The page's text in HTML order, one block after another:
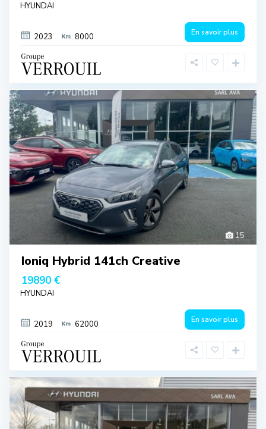
HYUNDAI
2023 8000 En savoir plus
15
Ioniq Hybrid 141ch Creative
19890 €
HYUNDAI
2019 62000 En savoir plus